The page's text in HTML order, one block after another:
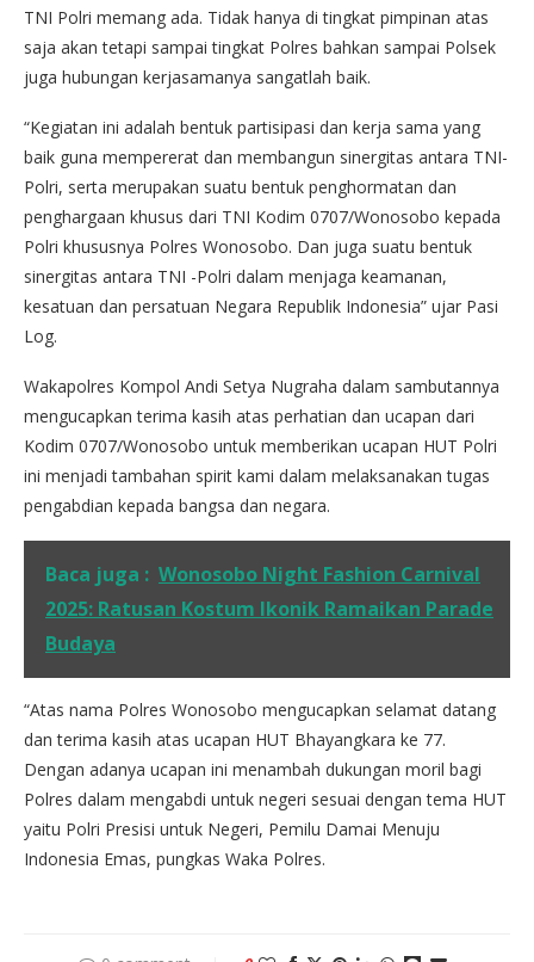
TNI Polri memang ada. Tidak hanya di tingkat pimpinan atas
saja akan tetapi sampai tingkat Polres bahkan sampai Polsek
juga hubungan kerjasamanya sangatlah baik.
“Kegiatan ini adalah bentuk partisipasi dan kerja sama yang
baik guna mempererat dan membangun sinergitas antara TNI-
Polri, serta merupakan suatu bentuk penghormatan dan
penghargaan khusus dari TNI Kodim 0707/Wonosobo kepada
Polri khususnya Polres Wonosobo. Dan juga suatu bentuk
sinergitas antara TNI -Polri dalam menjaga keamanan,
kesatuan dan persatuan Negara Republik Indonesia” ujar Pasi
Log.
Wakapolres Kompol Andi Setya Nugraha dalam sambutannya
mengucapkan terima kasih atas perhatian dan ucapan dari
Kodim 0707/Wonosobo untuk memberikan ucapan HUT Polri
ini menjadi tambahan spirit kami dalam melaksanakan tugas
pengabdian kepada bangsa dan negara.
Baca juga : Wonosobo Night Fashion Carnival
2025: Ratusan Kostum Ikonik Ramaikan Parade
Budaya
“Atas nama Polres Wonosobo mengucapkan selamat datang
dan terima kasih atas ucapan HUT Bhayangkara ke 77.
Dengan adanya ucapan ini menambah dukungan moril bagi
Polres dalam mengabdi untuk negeri sesuai dengan tema HUT
yaitu Polri Presisi untuk Negeri, Pemilu Damai Menuju
Indonesia Emas, pungkas Waka Polres.